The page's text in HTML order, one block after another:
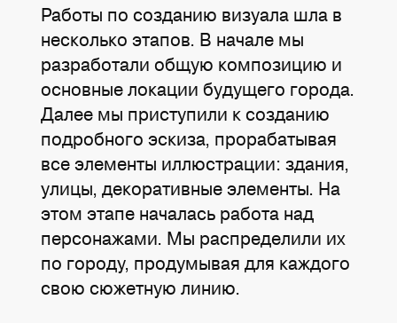
Работы по созданию визуала шла в
несколько этапов. В начале мы
разработали общую композицию и
основные локации будущего города.
Далее мы приступили к созданию
подробного эскиза, прорабатывая
все элементы иллюстрации: здания,
улицы, декоративные элементы. На
этом этапе началась работа над
персонажами. Мы распределили их
по городу, продумывая для каждого
свою сюжетную линию.